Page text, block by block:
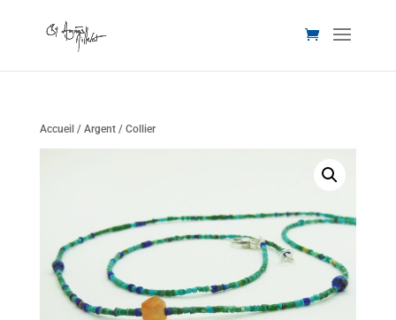
Accueil / Argent/ Collier